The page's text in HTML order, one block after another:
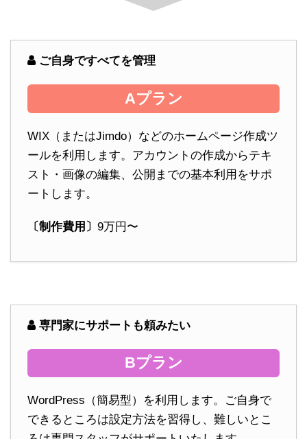
ご自身ですべてを管理
Aプラン
WIX（またはJimdo）などのホームページ作成ツ
ールを利用します。アカウントの作成からテキ
スト・画像の編集、公開までの基本利用をサポ
ートします。
〔制作費用〕 9万円〜
専門家にサポートも頼みたい
Bプラン
WordPress（簡易型）を利用します。ご自身で
できるところは設定方法を習得し、難しいとこ